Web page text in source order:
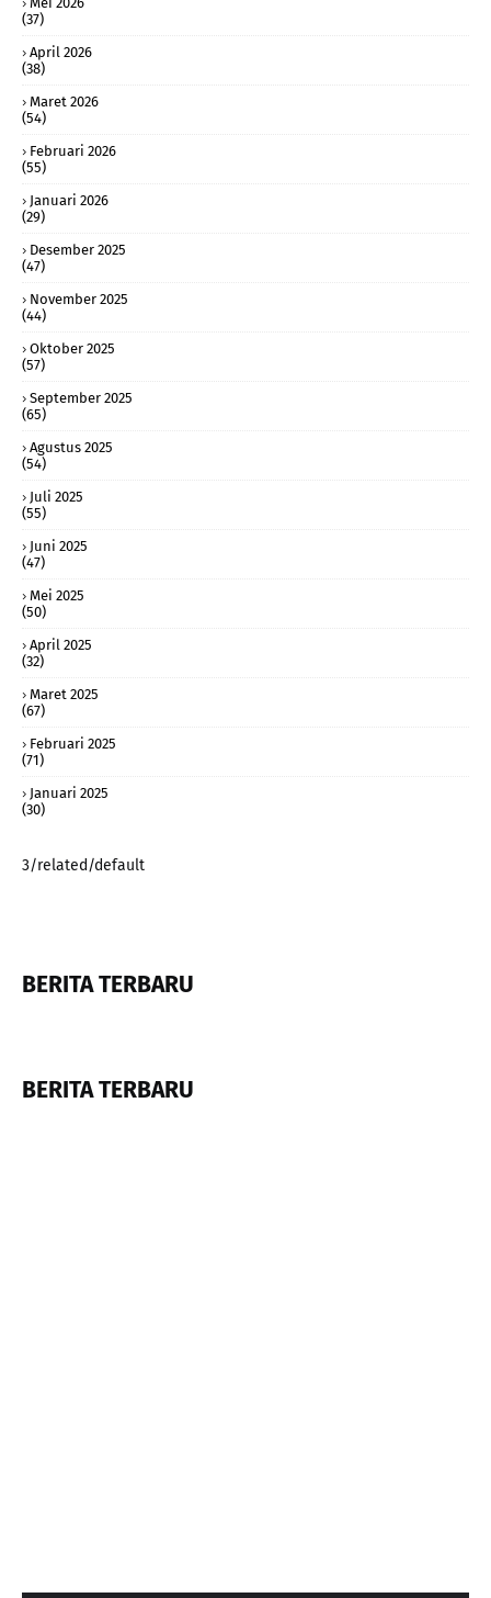
(37)
April 2026
(38)
Maret 2026
(54)
Februari 2026
(55)
Januari 2026
(29)
Desember 2025
(47)
November 2025
(44)
Oktober 2025
(57)
September 2025
(65)
Agustus 2025
(54)
Juli 2025
(55)
Juni 2025
(47)
Mei 2025
(50)
April 2025
(32)
Maret 2025
(67)
Februari 2025
(71)
Januari 2025
(30)
3/related/default
BERITA TERBARU
BERITA TERBARU